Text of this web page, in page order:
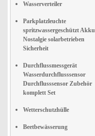
Wasserverteiler
Parkplatzleuchte
spritzwassergeschützt Akku
Nostalgie solarbetrieben
Sicherheit
Durchflussmessgerät
Wasserdurchflusssensor
Durchflusssensor Zubehör
komplett Set
Wetterschutzhülle
Beetbewässerung